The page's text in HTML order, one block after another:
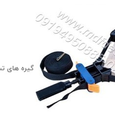
گیره های